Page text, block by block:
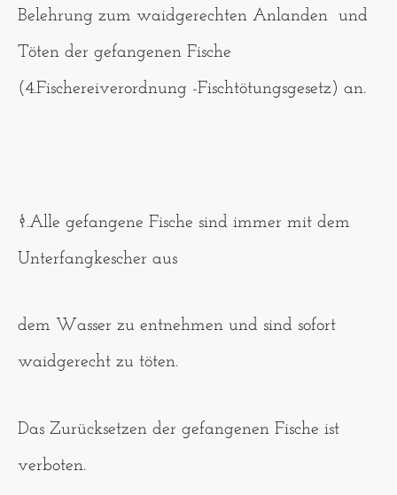
Belehrung zum waidgerechten Anlanden und
Töten der gefangenen Fische
(4.Fischereiverordnung -Fischtötungsgesetz) an.
§.Alle gefangene Fische sind immer mit dem
Unterfangkescher aus
dem Wasser zu entnehmen und sind sofort
waidgerecht zu töten.
Das Zurücksetzen der gefangenen Fische ist
verboten.